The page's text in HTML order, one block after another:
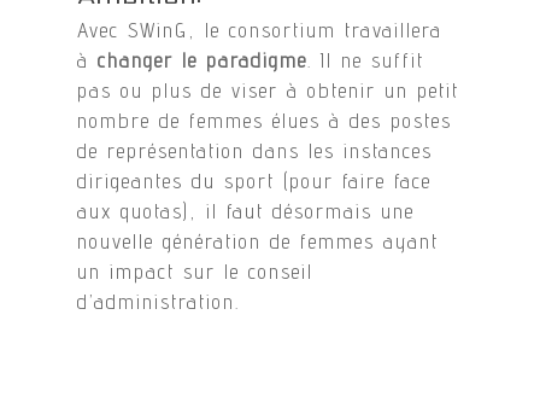
Avec SWinG, le consortium travaillera
àchanger le paradigme. Il ne suffit
pas ou plus de viser à obtenir un petit
nombre de femmes élues à des postes
de représentation dans les instances
dirigeantes du sport (pour faire face
aux quotas), il faut désormais une
nouvelle génération de femmes ayant
un impact sur le conseil
d’administration.